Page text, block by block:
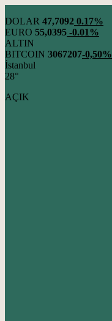
DOLAR 47,7092 0.17%
EURO 55,0395 -0.01%
ALTIN
BITCOIN 3067207-0,50%
İstanbul
28°
AÇIK